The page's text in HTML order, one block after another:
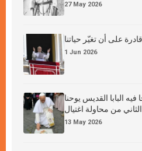
27 May 2026
قادرة على أن تغيّر حياتنا
1 Jun 2026
فيه البابا القديس يوحنا
من محاولة اغتيال
13 May 2026